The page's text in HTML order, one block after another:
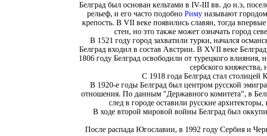
Белград был основан кельтами в IV-III вв. до н.э,
рельеф, и его часто подобноРиму называют
крепость. В VII веке появились славян, тогда
стен, но это также может означать город
В 1521 году город захватили турки, начался
Белград входил в состав Австрии. В XVII веке
1806 году Белград освободили от турецкого влияния,
сербского княжества,
С 1918 года Белград стал столицей
В 1920-е годы Белград был центром русской
отношения. По данным "Державного комитета", в
след в городе оставили русские
В ходе второй мировой войны Белград был
После распада Югославии, в 1992 году Сербия и